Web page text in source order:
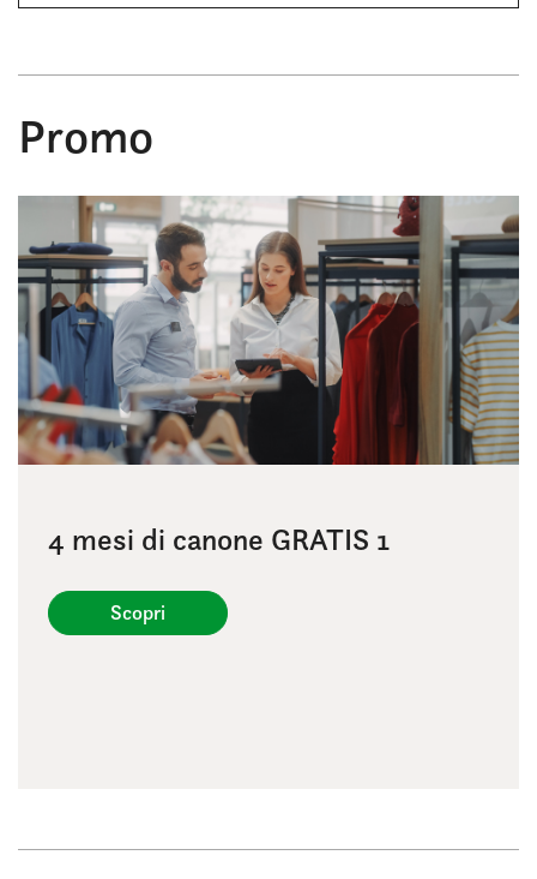
Promo
4 mesi di canone GRATIS 1
Scopri